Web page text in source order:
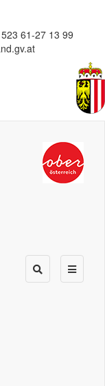
61-27 13 99